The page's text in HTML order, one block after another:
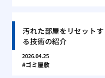
汚れた部屋をリセットす
る技術の紹介
2026.04.25
ゴミ屋敷